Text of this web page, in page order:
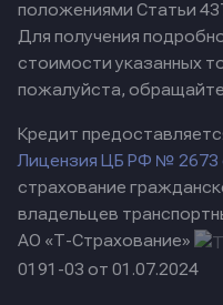
положениями Статьи
Для получения
стоимости указанных
пожалуйста,
Кредит
Лицензия ЦБ РФ № 2673
страхование
владельцев
АО «Т-Страхование»
0191-03 от 01.07.2024